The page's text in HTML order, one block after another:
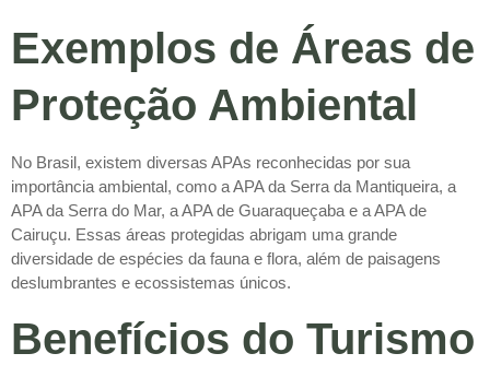
Exemplos de Áreas de
Proteção Ambiental
No Brasil, existem diversas APAs reconhecidas por sua
importância ambiental, como a APA da Serra da Mantiqueira, a
APA da Serra do Mar, a APA de Guaraqueçaba e a APA de
Cairuçu. Essas áreas protegidas abrigam uma grande
diversidade de espécies da fauna e flora, além de paisagens
deslumbrantes e ecossistemas únicos.
Benefícios do Turismo